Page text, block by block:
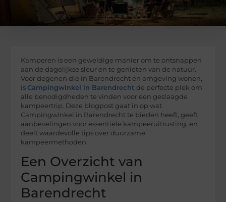
Kamperen is een geweldige manier om te ontsnappen
aan de dagelijkse sleur en te genieten van de natuur.
Voor degenen die in Barendrecht en omgeving wonen,
is Campingwinkel in Barendrecht de perfecte plek om
alle benodigdheden te vinden voor een geslaagde
kampeertrip. Deze blogpost gaat in op wat
Campingwinkel in Barendrecht te bieden heeft, geeft
aanbevelingen voor essentiële kampeeruitrusting, en
deelt waardevolle tips over duurzame
kampeermethoden.
Een Overzicht van
Campingwinkel in
Barendrecht